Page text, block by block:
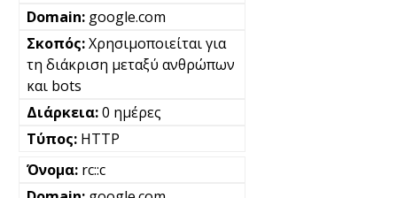
google.com
Χρησιμοποιείται για
τη διάκριση μεταξύ ανθρώπων
και bots
0 ημέρες
HTTP
rc::c